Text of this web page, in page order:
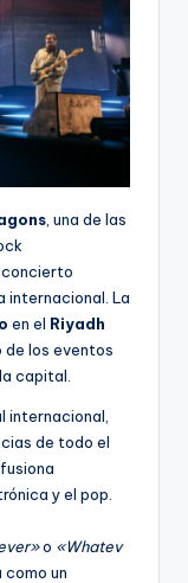
, una de las
concierto
internacional. La
en el Riyadh
de los eventos
capital.
internacional,
de todo el
y el pop.
o «Whatev
un